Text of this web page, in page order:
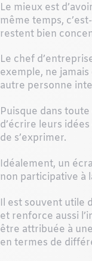
Le mieux est
même temps,
restent bien
Le chef
exemple, ne
autre personne
Puisque dans
d’écrire leurs
de s’exprimer.
Idéalement, un
non participative à
Il est souvent utile
et renforce aussi
être attribuée à
en termes de